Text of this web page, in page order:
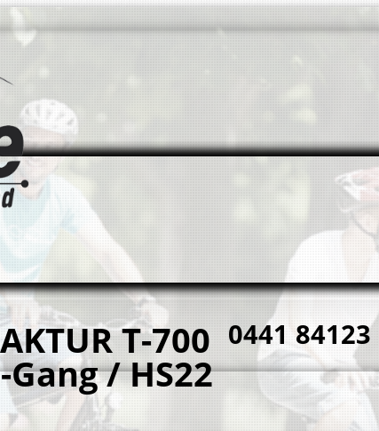
0441 84123
T-700
/ HS22